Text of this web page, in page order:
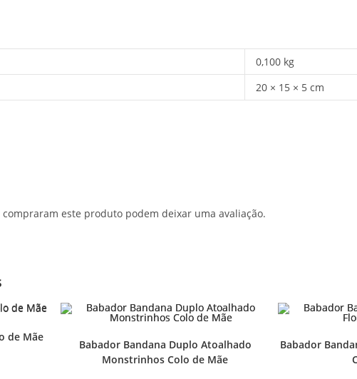
0,100 kg
20 × 15 × 5 cm
este produto podem deixar uma avaliação.
de Mãe
Babador Bandana Duplo Atoalhado
Monstrinhos Colo de Mãe
Babador